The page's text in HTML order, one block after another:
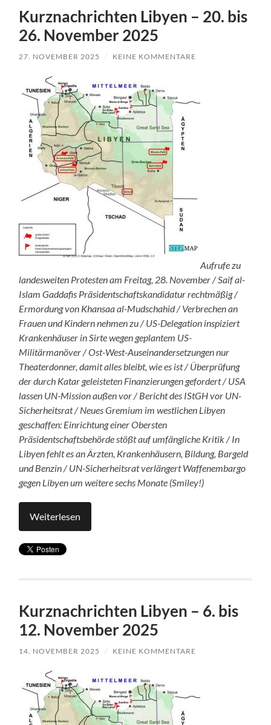
Kurznachrichten Libyen – 20. bis
26. November 2025
27. NOVEMBER 2025 / KEINE KOMMENTARE
Aufrufe zu
landesweiten Protesten am Freitag, 28. November / Saif al-
Islam Gaddafis Präsidentschaftskandidatur rechtmäßig /
Ermordung von Khansaa al-Mudschahid / Verbrechen an
Frauen und Kindern nehmen zu / US-Delegation inspiziert
Krankenhäuser in Sirte wegen geplantem US-
Militärmanöver / Ost-West-Auseinandersetzungen nur
Theaterdonner, damit alles bleibt, wie es ist / Überprüfung
der durch Katar geleisteten Finanzierungen gefordert / USA
lassen UN-Mission außen vor / Bericht des IStGH vor UN-
Sicherheitsrat / Neues Gremium im westlichen Libyen
geschaffen: Einrichtung einer Obersten
Präsidentschaftsbehörde stößt auf umfängliche Kritik / In
Libyen fehlt es an Ärzten, Krankenhäusern, Bildung, Bargeld
und Benzin / UN-Sicherheitsrat verlängert Waffenembargo
gegen Libyen um weitere sechs Monate (Smiley!)
Weiterlesen
Kurznachrichten Libyen – 6. bis
12. November 2025
14. NOVEMBER 2025 / KEINE KOMMENTARE